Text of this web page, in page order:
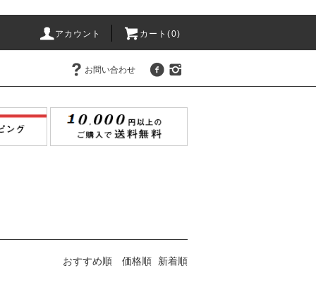
アカウント カート(0)
お問い合わせ
おすすめ順 価格順 新着順